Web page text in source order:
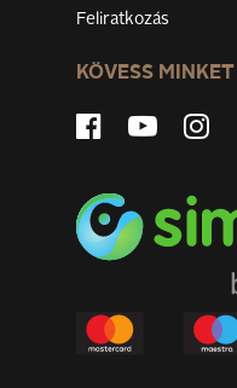
Feliratkozás
KÖVESS MINKET